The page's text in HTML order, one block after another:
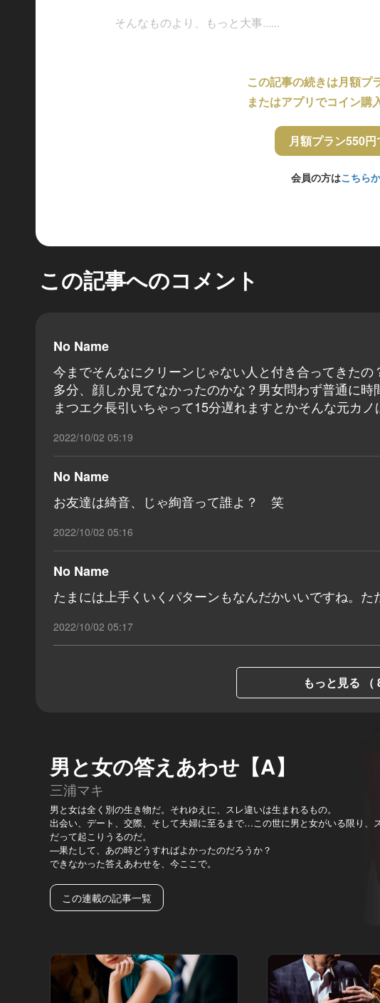
そんなものより、もっと大事......
この記事の続きは月額プ
またはアプリでコイン購
月額プラン550
会員の方はこちら
この記事へのコメント
No Name
今までそんなにクリーンじゃない人と付き合ってきたの
多分、顔しか見てなかったのかな？男女問わず普通に
まつエク長引いちゃって15分遅れますとかそんな元カノ
2022/10/02 05:19
No Name
お友達は綺音、じゃ絢音って誰よ？ 笑
2022/10/02 05:16
No Name
たまには上手くいくパターンもなんだかいいですね。
2022/10/02 05:17
もっと見る （
男と女の答えあわせ【A】
三浦マキ
男と女は全く別の生き物だ。それゆえに、スレ違いは生まれるもの。
出会い、デート、交際、そして夫婦に至るまで…この世に男と女がいる限り、
だって起こりうるのだ。
—果たして、あの時どうすればよかったのだろうか？
できなかった答えあわせを、今ここで。
この連載の記事一覧